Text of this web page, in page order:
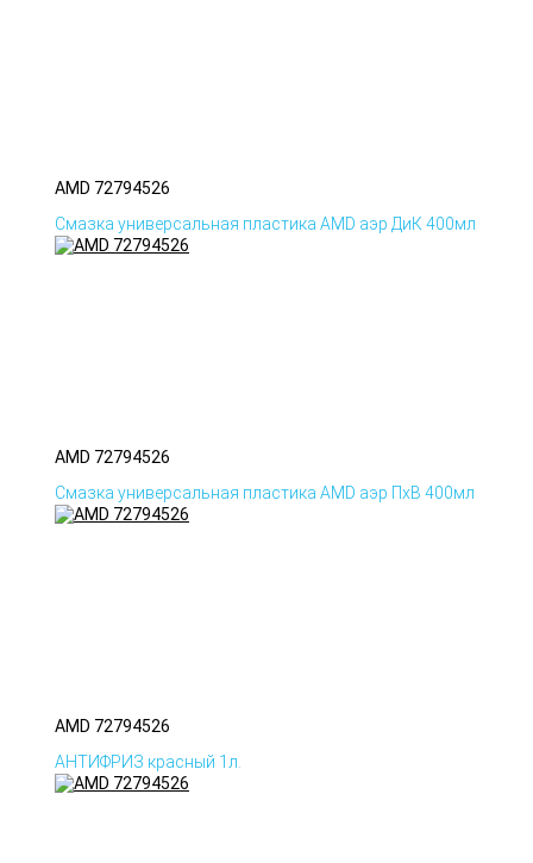
AMD 72794526
Смазка универсальная пластика AMD аэр ДиК 400мл
AMD 72794526
Смазка универсальная пластика AMD аэр ПхВ 400мл
AMD 72794526
АНТИФРИЗ красный 1л.